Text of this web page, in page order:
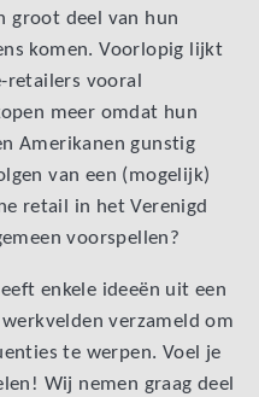
groot deel van hun
komen. Voorlopig lijkt
vooral
meer omdat hun
Amerikanen gunstig
van een (mogelijk)
retail in het Verenigd
voorspellen?
enkele ideeën uit een
verzameld om
te werpen. Voel je
Wij nemen graag deel